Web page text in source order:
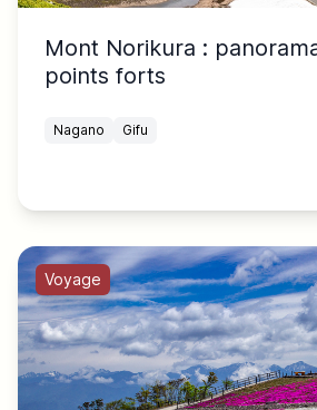
Mont Norikura :
points forts
Nagano Gifu
Voyage